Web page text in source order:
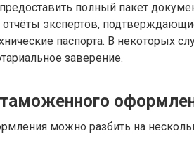
полный пакет
экспертов,
паспорта. В некоторых
заверение.
можно разбить на